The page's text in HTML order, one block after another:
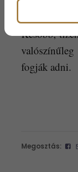
Később,
fogják adni.
Megosztás: